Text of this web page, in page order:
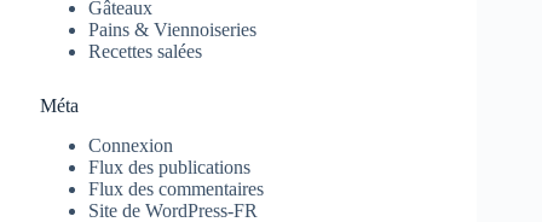
Gâteaux
Pains & Viennoiseries
Recettes salées
Méta
Connexion
Flux des publications
Flux des commentaires
Site de WordPress-FR